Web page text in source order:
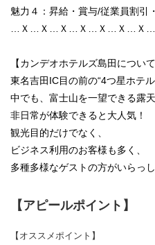
魅力４：昇給・賞与/従業員割引
…Ｘ…Ｘ…Ｘ…Ｘ…Ｘ…Ｘ…Ｘ…
【カンデオホテルズ島田について
東名吉田IC目の前の“4つ星ホテル
中でも、富士山を一望できる露
非日常が体験できると大人気！
観光目的だけでなく、
ビジネス利用のお客様も多く、
多種多様なゲストの方がいらっ
【アピールポイント】
【オススメポイント】